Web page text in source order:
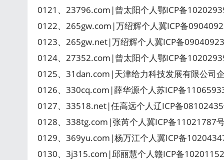
0121、23796.com|曾太阳个人鄂ICP备
0122、265gw.com|万绍辉个人冀ICP备
0123、265gw.net|万绍辉个人冀ICP备
0124、27352.com|曾太阳个人鄂ICP备
0125、31dan.com|天津给力科技发展有限公司
0126、330cq.com|薛华源个人苏ICP备
0127、33518.net|任高远个人辽ICP备
0128、338tg.com|张芮个人冀ICP备11021787
0129、369yu.com|杨万江个人冀ICP备
0130、3j315.com|邱丽慧个人赣ICP备